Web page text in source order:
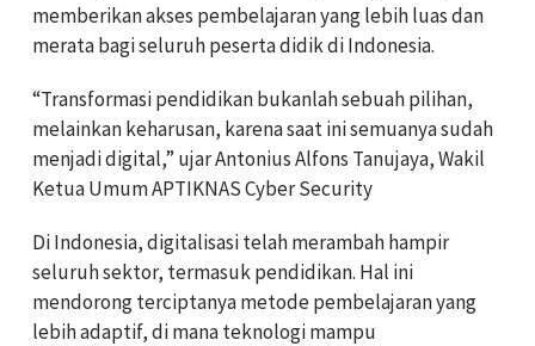
memberikan akses pembelajaran yang lebih luas dan
merata bagi seluruh peserta didik di Indonesia.
“Transformasi pendidikan bukanlah sebuah pilihan,
melainkan keharusan, karena saat ini semuanya sudah
menjadi digital,” ujar Antonius Alfons Tanujaya, Wakil
Ketua Umum APTIKNAS Cyber Security
Di Indonesia, digitalisasi telah merambah hampir
seluruh sektor, termasuk pendidikan. Hal ini
mendorong terciptanya metode pembelajaran yang
lebih adaptif, di mana teknologi mampu